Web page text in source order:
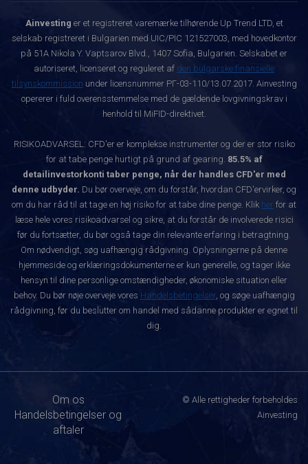
Ainvesting er et registreret varemærke tilhørende Up Trend LTD, et
selskab registreret i Bulgarien med UIC/PIC 121527003, med hovedkontor
på 51A Nikola Y. Vaptsarov Blvd., 1407 Sofia, Bulgarien. Selskabet er
autoriseret, licenseret og reguleret af den bulgarske finansielle
tilsynskommission under licensnummer РГ-03-110/13.07.2017. Ainvesting
opererer i fuld overensstemmelse med de gældende lovgivningskrav i
henhold til MiFID-direktivet.
RISIKOADVARSEL: CFD'er er komplekse instrumenter og der er stor risiko
for at tabe penge hurtigt på grund af gearing. 85.5% af
detailinvestorkonti taber penge, når der handles CFD'er med
denne udbyder. Du bør overveje, om du forstår, hvordan CFD'ervirker, og
om du har råd til at tage en høj risiko for at tabe dine penge. Klik her for at
læse hele vores risikoadvarsel og sikre, at du forstår de involverede risici
før du fortsætter, du bør også tage din relevante erfaring i betragtning.
Om nødvendigt, søg uafhængig rådgivning. Oplysningerne på denne
hjemmeside og erklæringsdokumenterne er kun generelle, og tager ikke
hensyn til dine personlige omstændigheder, økonomiske situation eller
behov. Du bør nøje overveje vores Handelsbetingelser, og søge uafhængig
rådgivning, før du beslutter om handel med sådanne produkter er egnet til
dig.
Om os
Handelsbetingelser og
aftaler
© Alle rettigheder forbeholdes
Ainvesting